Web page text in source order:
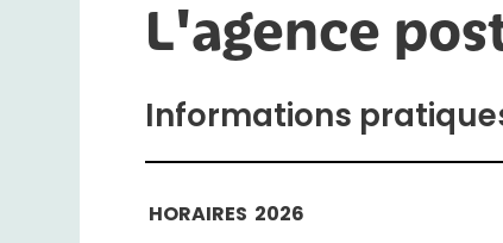
L'agence
Informations
HORAIRES 2026